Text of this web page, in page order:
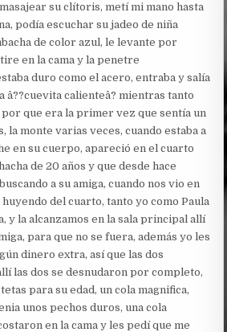
su clítoris, metí mi mano hasta
podía escuchar su jadeo de niña
de color azul, le levante por
en la cama y la penetre
duro como el acero, entraba y salía
â??cuevita calienteâ? mientras tanto
por que era la primer vez que sentía un
la monte varias veces, cuando estaba a
en su cuerpo, apareció en el cuarto
de 20 años y que desde hace
a su amiga, cuando nos vio en
del cuarto, tanto yo como Paula
y la alcanzamos en la sala principal allí
para que no se fuera, además yo les
dinero extra, así que las dos
las dos se desnudaron por completo,
para su edad, un cola magnifica,
unos pechos duros, una cola
en la cama y les pedí que me